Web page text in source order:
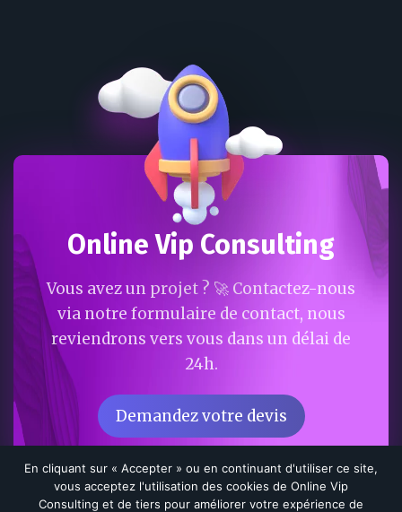
Online Vip Consulting
Vous avez un projet ? 🚀 Contactez-nous
via notre formulaire de contact, nous
reviendrons vers vous dans un délai de
24h.
Demandez votre devis
CRÉÉ PAR ONLINE VIP CONSULTING |
POLITIQUE DE
En cliquant sur « Accepter » ou en continuant d'utiliser ce site,
vous acceptez l'utilisation des cookies de Online Vip
Consulting et de tiers pour améliorer votre expérience de